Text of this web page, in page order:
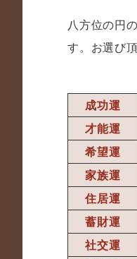
八方位の円
す。お選び
成功運
才能運
希望運
家族運
住居運
蓄財運
社交運